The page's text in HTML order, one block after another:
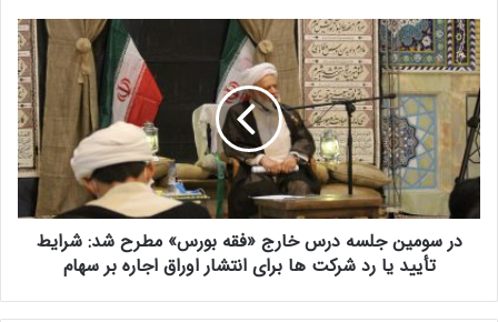
ی
م
ق
د
م
ا
ز
خ
ت
د
ر
س
و
م
ی
ن
ل
در سومین جلسه درس خارج «فقه بورس» مطرح شد: شرایط
تأیید یا رد شرکت ها برای انتشار اوراق اجاره بر سهام